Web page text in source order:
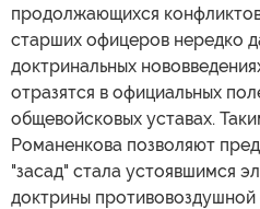
продолжающихся
старших офицеров нередко
доктринальных
отразятся в официальных
общевойсковых уставах.
Романенкова позволяют
"засад" стала устоявшимся
доктрины